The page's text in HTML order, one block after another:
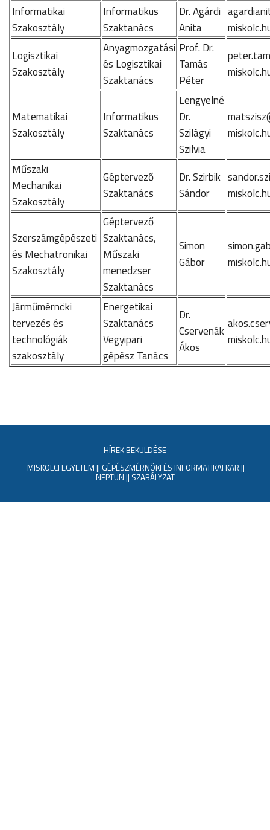
Informatikai
Szakosztály
Informatikus
Szaktanács
Dr. Agárdi
Anita
Logisztikai
Szakosztály
Anyagmozgatási
és Logisztikai
Szaktanács
Prof. Dr.
Tamás
Péter
Matematikai
Szakosztály
Informatikus
Szaktanács
Lengyelné
Dr.
Szilágyi
Szilvia
Műszaki
Mechanikai
Szakosztály
Géptervező
Szaktanács
Dr. Szirbik
Sándor
Szerszámgépészeti
és Mechatronikai
Szakosztály
Géptervező
Szaktanács,
Műszaki
menedzser
Szaktanács
Simon
Gábor
Járműmérnöki
tervezés és
technológiák
szakosztály
Energetikai
Szaktanács
Vegyipari
gépész Tanács
Dr.
Cservenák
Ákos
HÍREK BEKÜLDÉSE
MISKOLCI EGYETEM || GÉPÉSZMÉRNÖKI ÉS INFORMATIKAI KAR ||
NEPTUN || SZABÁLYZAT